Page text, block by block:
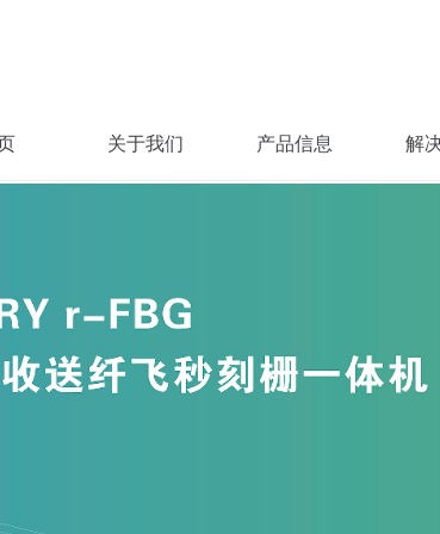
关于我们 产品信息 解